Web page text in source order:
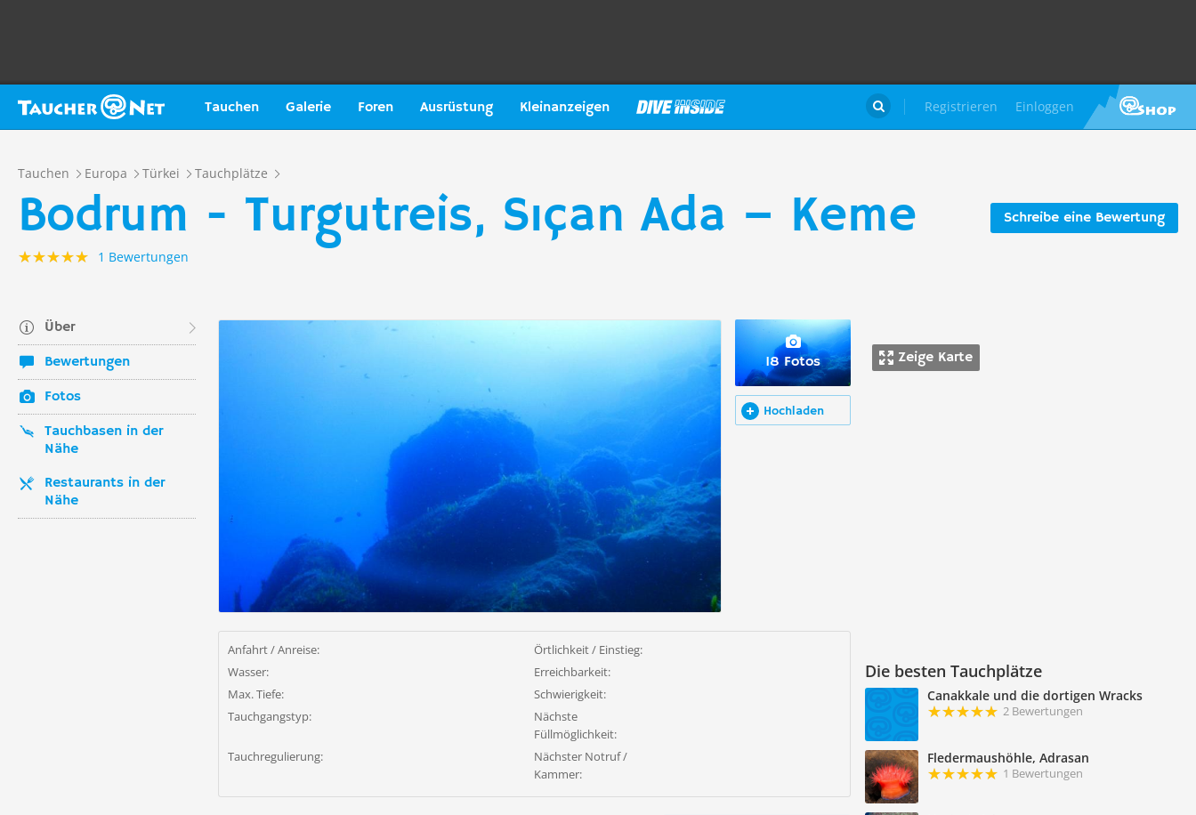
Tauchen Galerie Foren Ausrüstung Kleinanzeigen Registrieren Einloggen

Tauchen Europa Türkei Tauchplätze
Schreibe eine Bewertung
Bodrum - Turgutreis, Sıçan Ada – Keme
1 Bewertungen
Über
Bewertungen
Fotos
Tauchbasen in der
Nähe
Restaurants in der
Nähe
Zeige Karte
Die besten Tauchplätze
Canakkale und die dortigen Wracks
2 Bewertungen
Fledermaushöhle, Adrasan
1 Bewertungen
18 Fotos
Hochladen
Anfahrt / Anreise:
Örtlichkeit / Einstieg:
Wasser:
Erreichbarkeit:
Max. Tiefe:
Schwierigkeit:
Tauchgangstyp:
Nächste
Füllmöglichkeit:
Tauchregulierung:
Nächster Notruf /
Kammer: